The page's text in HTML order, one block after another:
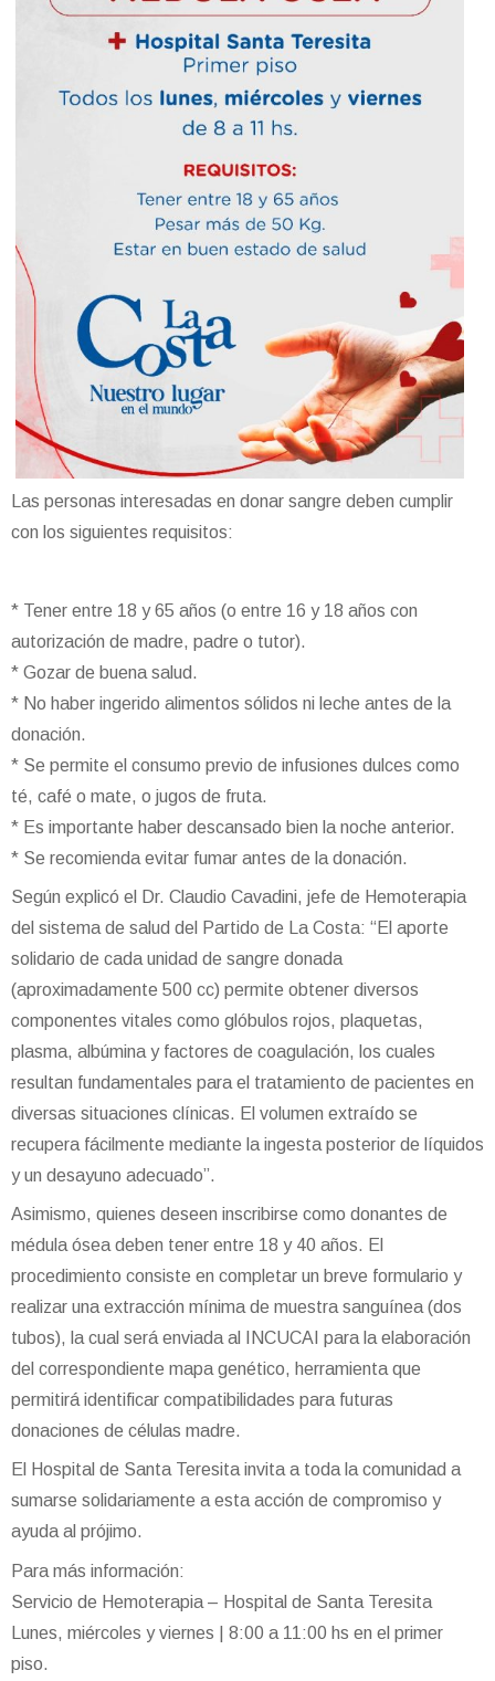
Las personas interesadas en donar sangre deben cumplir
con los siguientes requisitos:
* Tener entre 18 y 65 años (o entre 16 y 18 años con
autorización de madre, padre o tutor).
* Gozar de buena salud.
* No haber ingerido alimentos sólidos ni leche antes de la
donación.
* Se permite el consumo previo de infusiones dulces como
té, café o mate, o jugos de fruta.
* Es importante haber descansado bien la noche anterior.
* Se recomienda evitar fumar antes de la donación.
Según explicó el Dr. Claudio Cavadini, jefe de Hemoterapia
del sistema de salud del Partido de La Costa: “El aporte
solidario de cada unidad de sangre donada
(aproximadamente 500 cc) permite obtener diversos
componentes vitales como glóbulos rojos, plaquetas,
plasma, albúmina y factores de coagulación, los cuales
resultan fundamentales para el tratamiento de pacientes en
diversas situaciones clínicas. El volumen extraído se
recupera fácilmente mediante la ingesta posterior de líquidos
y un desayuno adecuado”.
Asimismo, quienes deseen inscribirse como donantes de
médula ósea deben tener entre 18 y 40 años. El
procedimiento consiste en completar un breve formulario y
realizar una extracción mínima de muestra sanguínea (dos
tubos), la cual será enviada al INCUCAI para la elaboración
del correspondiente mapa genético, herramienta que
permitirá identificar compatibilidades para futuras
donaciones de células madre.
El Hospital de Santa Teresita invita a toda la comunidad a
sumarse solidariamente a esta acción de compromiso y
ayuda al prójimo.
Para más información:
Servicio de Hemoterapia – Hospital de Santa Teresita
Lunes, miércoles y viernes | 8:00 a 11:00 hs en el primer
piso.